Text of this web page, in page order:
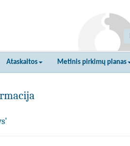
Ataskaitos Metinis pirkimų planas